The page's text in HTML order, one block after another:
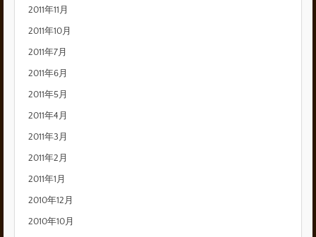
2011年11月
2011年10月
2011年7月
2011年6月
2011年5月
2011年4月
2011年3月
2011年2月
2011年1月
2010年12月
2010年10月